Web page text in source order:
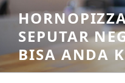
Skip
to
contentSEPUTAR
BISA ANDA